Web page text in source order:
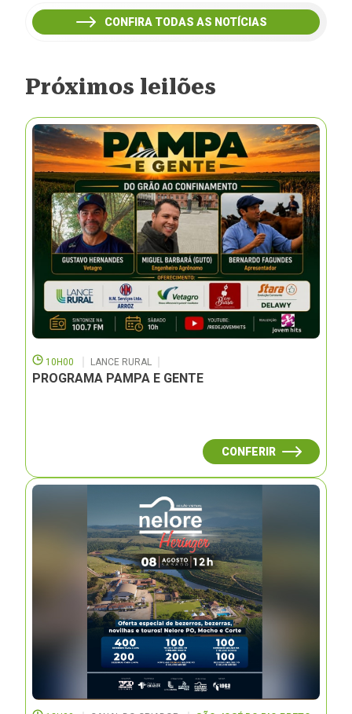
CONFIRA TODAS AS NOTÍCIAS
Próximos leilões
10H00 LANCE RURAL
PROGRAMA PAMPA E GENTE
CONFERIR